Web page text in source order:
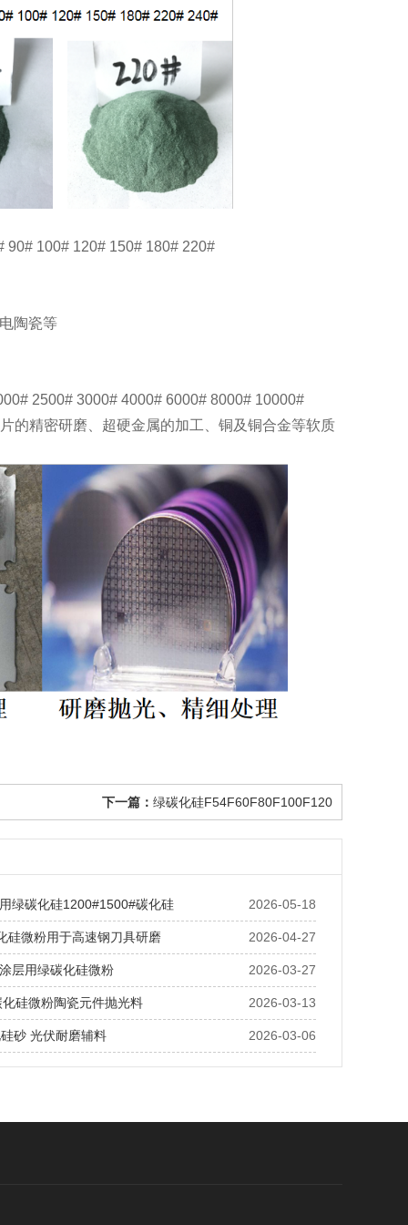
90# 100# 120# 150# 180# 220#
陶瓷等
2500# 3000# 4000# 6000# 8000# 10000#
的精密研磨、超硬金属的加工、铜及铜合金等软质
下一篇： 绿碳化硅F54F60F80F100F120
2026-05-18
绿碳化硅1200#1500#碳化硅
2026-04-27
硅微粉用于高速钢刀具研磨
2026-03-27
层用绿碳化硅微粉
2026-03-13
硅微粉陶瓷元件抛光料
2026-03-06
砂 光伏耐磨辅料